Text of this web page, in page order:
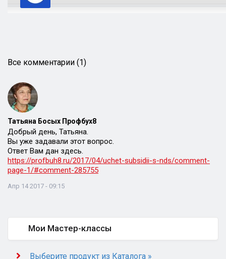
Все комментарии (1)
Татьяна Босых Профбух8
Добрый день, Татьяна.
Вы уже задавали этот вопрос.
Ответ Вам дан здесь.
https://profbuh8.ru/2017/04/uchet-subsidii-s-nds/comment-
page-1/#comment-285755
Апр 14 2017 - 09:15
Мои Мастер-классы
Выберите продукт из Каталога »